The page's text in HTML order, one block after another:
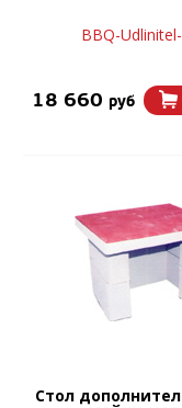
BBQ-
18 660 руб
Стол